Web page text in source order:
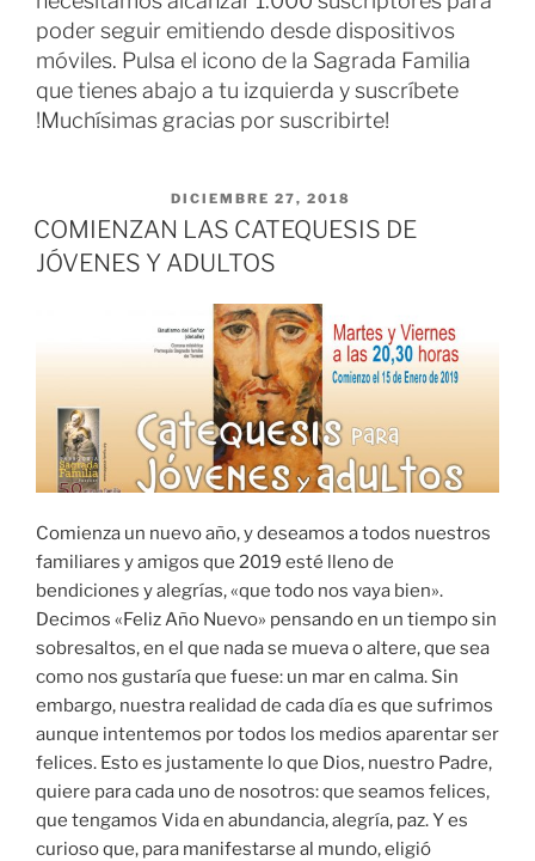
poder seguir emitiendo desde dispositivos
móviles. Pulsa el icono de la Sagrada Familia
que tienes abajo a tu izquierda y suscríbete
!Muchísimas gracias por suscribirte!
DICIEMBRE 27, 2018
COMIENZAN LAS CATEQUESIS DE
JÓVENES Y ADULTOS
Comienza un nuevo año, y deseamos a todos nuestros
familiares y amigos que 2019 esté lleno de
bendiciones y alegrías, «que todo nos vaya bien».
Decimos «Feliz Año Nuevo» pensando en un tiempo sin
sobresaltos, en el que nada se mueva o altere, que sea
como nos gustaría que fuese: un mar en calma. Sin
embargo, nuestra realidad de cada día es que sufrimos
aunque intentemos por todos los medios aparentar ser
felices. Esto es justamente lo que Dios, nuestro Padre,
quiere para cada uno de nosotros: que seamos felices,
que tengamos Vida en abundancia, alegría, paz. Y es
curioso que, para manifestarse al mundo, eligió